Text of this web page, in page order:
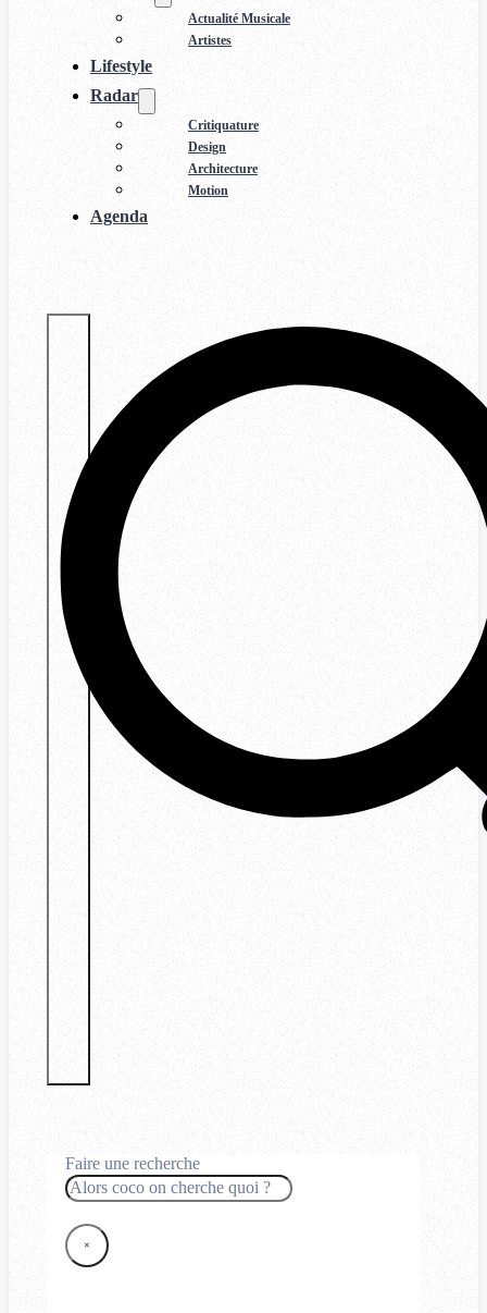
Actualité Musicale
Artistes
Lifestyle
Radar
Critiquature
Design
Architecture
Motion
Agenda
Faire une recherche
Rechercher
×